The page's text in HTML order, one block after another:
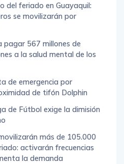
del feriado en Guayaquil:
se movilizarán por
pagar 567 millones de
a la salud mental de los
de emergencia por
de tifón Dolphin
de Fútbol exige la dimisión
más de 105.000
activarán frecuencias
la demanda